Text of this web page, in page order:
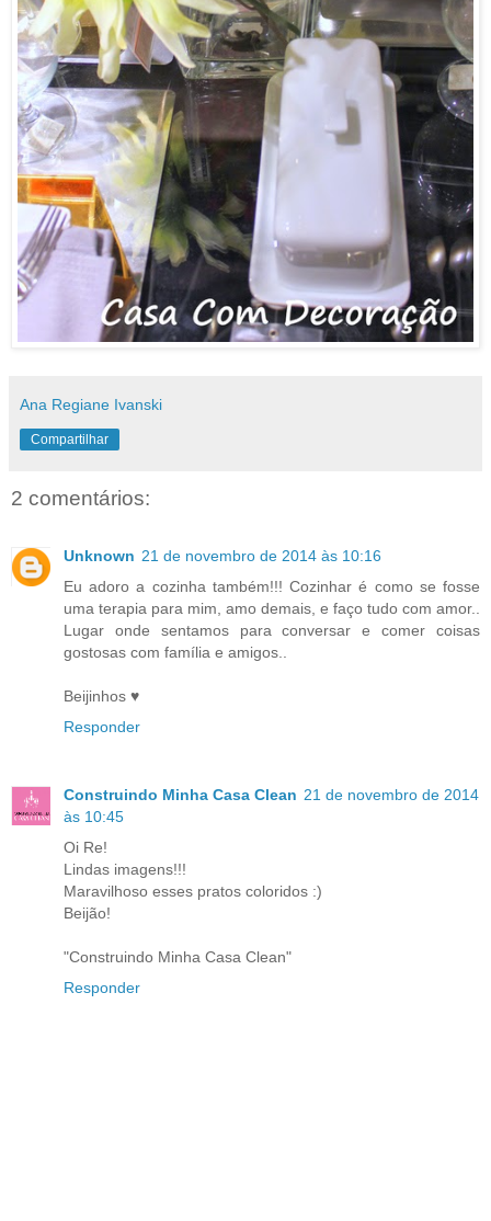
Ana Regiane Ivanski
Compartilhar
2 comentários:
Unknown 21 de novembro de 2014 às 10:16
Eu adoro a cozinha também!!! Cozinhar é como se fosse
uma terapia para mim, amo demais, e faço tudo com amor..
Lugar onde sentamos para conversar e comer coisas
gostosas com família e amigos..
Beijinhos ♥
Responder
Construindo Minha Casa Clean 21 de novembro de 2014
às 10:45
Oi Re!
Lindas imagens!!!
Maravilhoso esses pratos coloridos :)
Beijão!
"Construindo Minha Casa Clean"
Responder